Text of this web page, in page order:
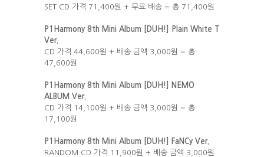
SET CD 가격 71,400원 + 무료 배송 = 총 71,400원
P1Harmony 8th Mini Album [DUH!] Plain White T
Ver.
CD 가격 44,600원 + 배송 금액 3,000원 = 총
47,600원
P1Harmony 8th Mini Album [DUH!] NEMO
ALBUM Ver.
CD 가격 14,100원 + 배송 금액 3,000원 = 총
17,100원
P1Harmony 8th Mini Album [DUH!] FaNCy Ver.
RANDOM CD 가격 11,900원 + 배송 금액 3,000원